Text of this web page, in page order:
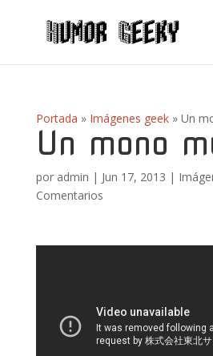
Portada » Imágenes geek» Un
Un mono
por admin | Jun 17, 2013 |
Comentarios